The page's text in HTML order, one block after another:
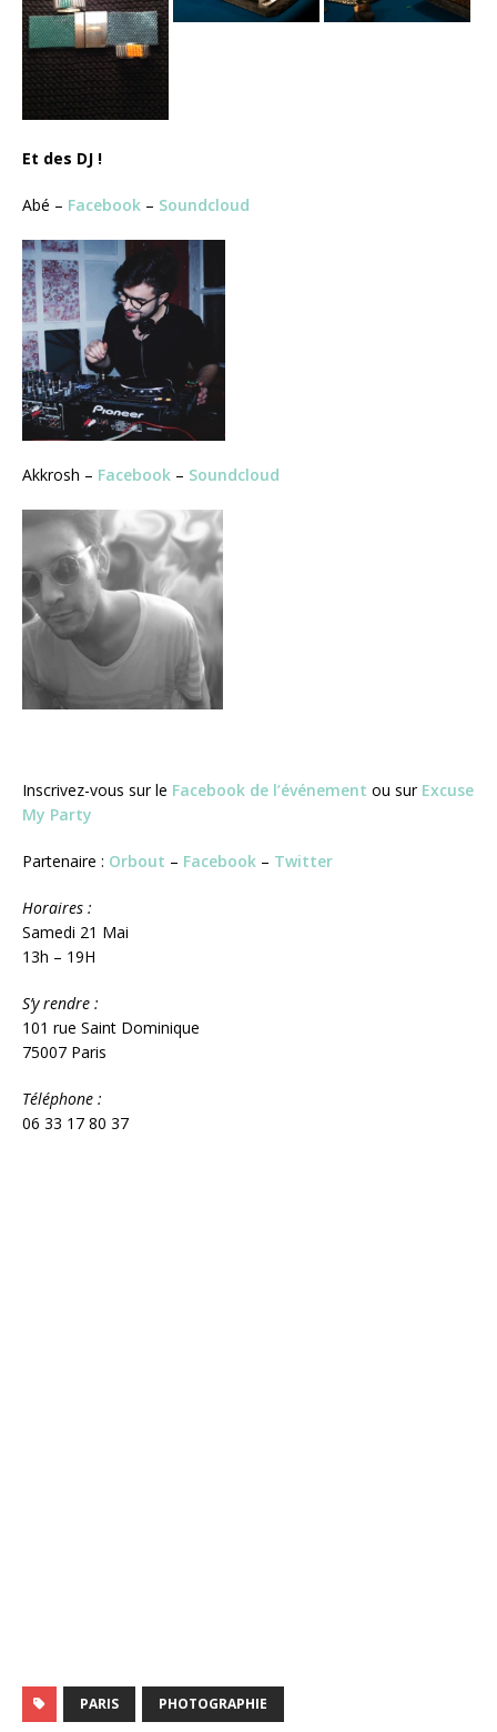
Et des DJ !
Abé – Facebook – Soundcloud
Akkrosh – Facebook – Soundcloud
Inscrivez-vous sur le Facebook de l’événement ou sur Excuse
My Party
Partenaire : Orbout – Facebook – Twitter
Horaires :
Samedi 21 Mai
13h – 19H
S’y rendre :
101 rue Saint Dominique
75007 Paris
Téléphone :
06 33 17 80 37
PARIS PHOTOGRAPHIE